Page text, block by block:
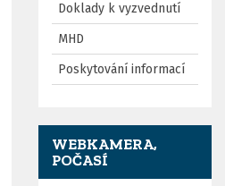
Doklady k vyzvednutí
MHD
Poskytování informací
WEBKAMERA,
POČASÍ